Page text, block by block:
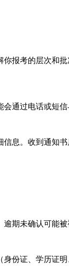
报考的层次和批
通过电话或短信
息。收到通知
期未确认可能被
份证、学历证